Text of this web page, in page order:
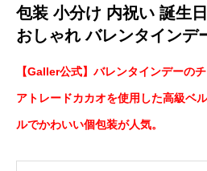
包装 小分け 内祝い 誕生
おしゃれ バレンタインデ
【Galler公式】バレンタインデーの
アトレードカカオを使用した高級ベ
ルでかわいい個包装が人気。